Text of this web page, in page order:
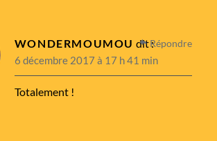
WONDERMOUMOU dit :
6 décembre 2017 à 17 h 41 min
Totalement !
Répondre